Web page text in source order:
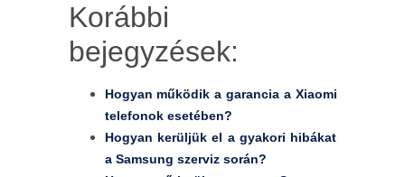
Korábbi
bejegyzések:
Hogyan működik a garancia a Xiaomi
telefonok esetében?
Hogyan kerüljük el a gyakori hibákat
a Samsung szerviz során?